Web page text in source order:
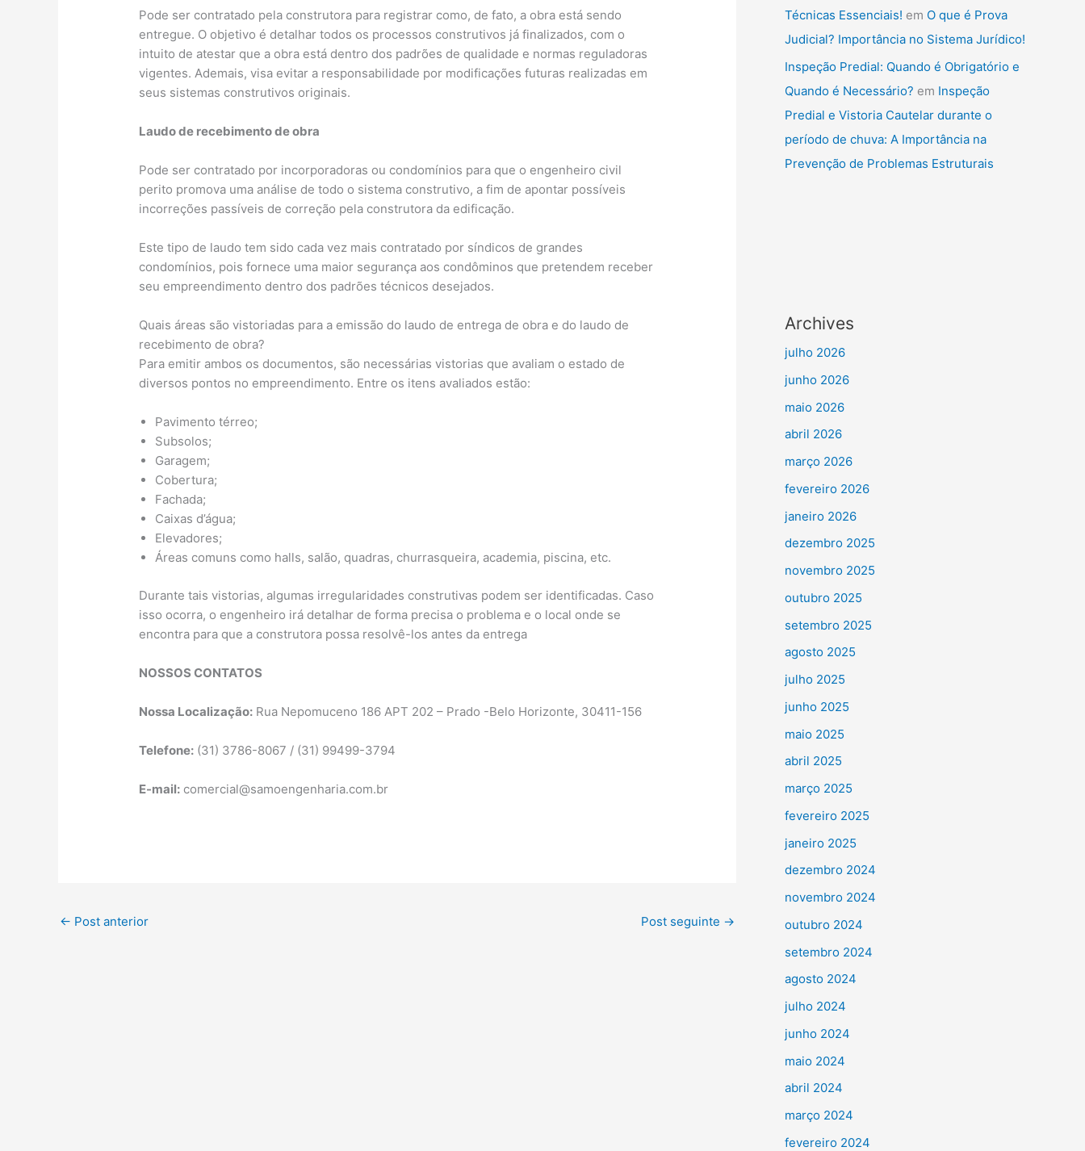
Pode ser contratado pela construtora para registrar como, de fato, a obra está sendo
entregue. O objetivo é detalhar todos os processos construtivos já finalizados, com o
intuito de atestar que a obra está dentro dos padrões de qualidade e normas reguladoras
vigentes. Ademais, visa evitar a responsabilidade por modificações futuras realizadas em
seus sistemas construtivos originais.
Laudo de recebimento de obra
Pode ser contratado por incorporadoras ou condomínios para que o engenheiro civil
perito promova uma análise de todo o sistema construtivo, a fim de apontar possíveis
incorreções passíveis de correção pela construtora da edificação.
Este tipo de laudo tem sido cada vez mais contratado por síndicos de grandes
condomínios, pois fornece uma maior segurança aos condôminos que pretendem receber
seu empreendimento dentro dos padrões técnicos desejados.
Quais áreas são vistoriadas para a emissão do laudo de entrega de obra e do laudo de
recebimento de obra?
Para emitir ambos os documentos, são necessárias vistorias que avaliam o estado de
diversos pontos no empreendimento. Entre os itens avaliados estão:
Pavimento térreo;
Subsolos;
Garagem;
Cobertura;
Fachada;
Caixas d’água;
Elevadores;
Áreas comuns como halls, salão, quadras, churrasqueira, academia, piscina, etc.
Durante tais vistorias, algumas irregularidades construtivas podem ser identificadas. Caso
isso ocorra, o engenheiro irá detalhar de forma precisa o problema e o local onde se
encontra para que a construtora possa resolvê-los antes da entrega
NOSSOS CONTATOS
Nossa Localização: Rua Nepomuceno 186 APT 202 – Prado -Belo Horizonte, 30411-156
Telefone: (31) 3786-8067 / (31) 99499-3794
E-mail: comercial@samoengenharia.com.br
← Post anterior Post seguinte →
Técnicas Essenciais! em O que é Prova
Judicial? Importância no Sistema Jurídico!
Inspeção Predial: Quando é Obrigatório e
Quando é Necessário? em Inspeção
Predial e Vistoria Cautelar durante o
período de chuva: A Importância na
Prevenção de Problemas Estruturais
Archives
julho 2026
junho 2026
maio 2026
abril 2026
março 2026
fevereiro 2026
janeiro 2026
dezembro 2025
novembro 2025
outubro 2025
setembro 2025
agosto 2025
julho 2025
junho 2025
maio 2025
abril 2025
março 2025
fevereiro 2025
janeiro 2025
dezembro 2024
novembro 2024
outubro 2024
setembro 2024
agosto 2024
julho 2024
junho 2024
maio 2024
abril 2024
março 2024
fevereiro 2024